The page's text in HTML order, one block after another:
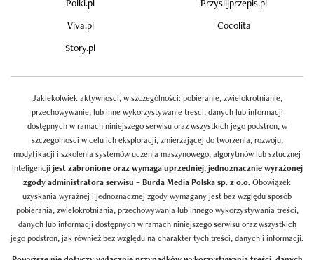
Polki.pl
Przyslijprzepis.pl
Viva.pl
Cocolita
Story.pl
Jakiekolwiek aktywności, w szczególności: pobieranie, zwielokrotnianie,
przechowywanie, lub inne wykorzystywanie treści, danych lub informacji
dostępnych w ramach niniejszego serwisu oraz wszystkich jego podstron, w
szczególności w celu ich eksploracji, zmierzającej do tworzenia, rozwoju,
modyfikacji i szkolenia systemów uczenia maszynowego, algorytmów lub sztucznej
inteligencji jest zabronione oraz wymaga uprzedniej, jednoznacznie wyrażonej
zgody administratora serwisu – Burda Media Polska sp. z o.o.Obowiązek
uzyskania wyraźnej i jednoznacznej zgody wymagany jest bez względu sposób
pobierania, zwielokrotniania, przechowywania lub innego wykorzystywania treści,
danych lub informacji dostępnych w ramach niniejszego serwisu oraz wszystkich
jego podstron, jak również bez względu na charakter tych treści, danych i informacji.